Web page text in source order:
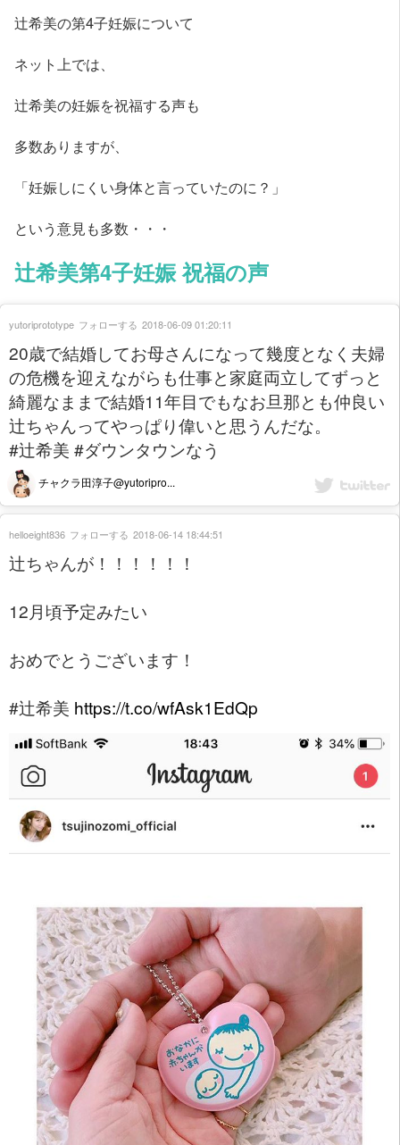
辻希美の第4子妊娠について
ネット上では、
辻希美の妊娠を祝福する声も
多数ありますが、
「妊娠しにくい身体と言っていたのに？」
という意見も多数・・・
辻希美第4子妊娠 祝福の声
20歳で結婚してお母さんになって幾度となく夫婦
の危機を迎えながらも仕事と家庭両立してずっと
綺麗なままで結婚11年目でもなお旦那とも仲良い
辻ちゃんってやっぱり偉いと思うんだな。
#辻希美 #ダウンタウンなう
チャクラ田淳子@yutoripro...
yutoriprototype フォローする 2018-06-09 01:20:11
辻ちゃんが！！！！！！
12月頃予定みたい
おめでとうございます！
#辻希美 https://t.co/wfAsk1EdQp
helloeight836 フォローする 2018-06-14 18:44:51